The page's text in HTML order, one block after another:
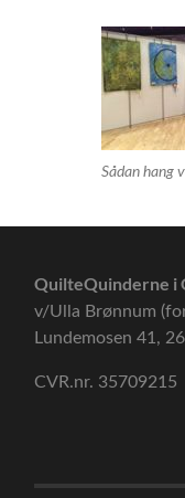
Sådan hang
QuilteQuinderne i
v/Ulla Brønnum
Lundemosen 41,
CVR.nr. 35709215